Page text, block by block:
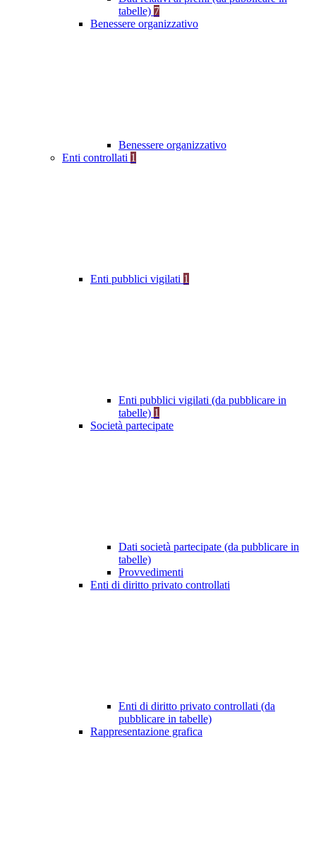
tabelle) 7
Benessere organizzativo
Benessere organizzativo
Enti controllati 1
Enti pubblici vigilati 1
Enti pubblici vigilati (da pubblicare in
tabelle) 1
Società partecipate
Dati società partecipate (da pubblicare in
tabelle)
Provvedimenti
Enti di diritto privato controllati
Enti di diritto privato controllati (da
pubblicare in tabelle)
Rappresentazione grafica